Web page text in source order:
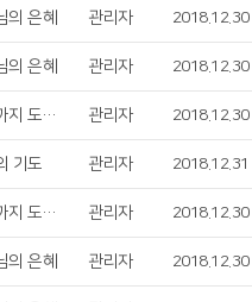
의 은혜 관리자 2018.12.30
의 은혜 관리자 2018.12.30
여기까지 도우셨네 관리자 2018.12.30
기도 관리자 2018.12.31
여기까지 도우셨네 관리자 2018.12.30
의 은혜 관리자 2018.12.30